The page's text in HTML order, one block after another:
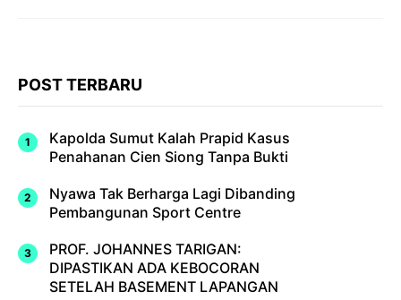
POST TERBARU
Kapolda Sumut Kalah Prapid Kasus
Penahanan Cien Siong Tanpa Bukti
Nyawa Tak Berharga Lagi Dibanding
Pembangunan Sport Centre
PROF. JOHANNES TARIGAN:
DIPASTIKAN ADA KEBOCORAN
SETELAH BASEMENT LAPANGAN